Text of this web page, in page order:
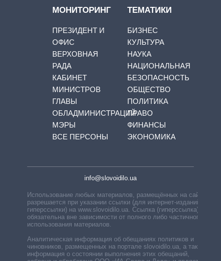
МОНИТОРИНГ
ПРЕЗИДЕНТ И
ОФИС
ВЕРХОВНАЯ
РАДА
КАБИНЕТ
МИНИСТРОВ
ГЛАВЫ
ОБЛАДМИНИСТРАЦИЙ
МЭРЫ
ВСЕ ПЕРСОНЫ
ТЕМАТИКИ
БИЗНЕС
КУЛЬТУРА
НАУКА
НАЦИОНАЛЬНАЯ
БЕЗОПАСНОСТЬ
ОБЩЕСТВО
ПОЛИТИКА
ПРАВО
ФИНАНСЫ
ЭКОНОМИКА
info@slovoidilo.ua
Использование любых материалов, размещённых на сайте,
разрешается при указании ссылки (для интернет-изданий —
гиперссылки) на www.slovoidilo.ua. Ссылка (гиперссылка)
обязательна вне зависимости от полного либо частичного
использования материалов.
Аналитическая информация об обещаниях политиков и
чиновников, размещенных на портале slovoidilo.ua, а также
информация о состоянии выполнения этих обещаний,